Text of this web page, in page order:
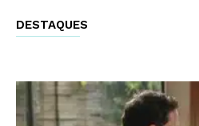
DESTAQUES